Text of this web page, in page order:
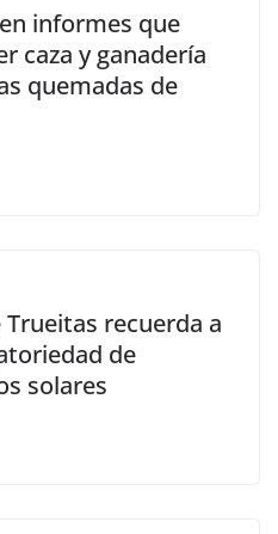
informes que
caza y ganadería
quemadas de
recuerda a
de
solares